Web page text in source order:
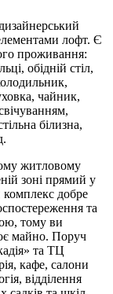
лофт. Є
проживання:
обідній стіл,
чайник,
білизна,
житловому
зоні прямий у
добре
та
тому ви
майно. Поруч
та ТЦ
кафе, салони
відділення